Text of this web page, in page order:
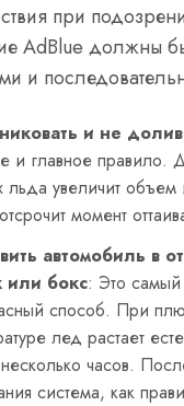
при
AdBlue должны
и
и не
и главное правило.
льда увеличит
момент
автомобиль в
или бокс: Это
способ. При
лед растает
часов.
система, как